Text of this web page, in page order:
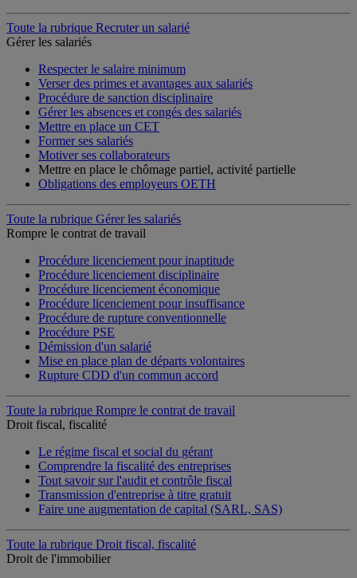
Toute la rubrique Recruter un salarié
Gérer les salariés
Respecter le salaire minimum
Verser des primes et avantages aux salariés
Procédure de sanction disciplinaire
Gérer les absences et congés des salariés
Mettre en place un CET
Former ses salariés
Motiver ses collaborateurs
Mettre en place le chômage partiel, activité partielle
Obligations des employeurs OETH
Toute la rubrique Gérer les salariés
Rompre le contrat de travail
Procédure licenciement pour inaptitude
Procédure licenciement disciplinaire
Procédure licenciement économique
Procédure licenciement pour insuffisance
Procédure de rupture conventionnelle
Procédure PSE
Démission d'un salarié
Mise en place plan de départs volontaires
Rupture CDD d'un commun accord
Toute la rubrique Rompre le contrat de travail
Droit fiscal, fiscalité
Le régime fiscal et social du gérant
Comprendre la fiscalité des entreprises
Tout savoir sur l'audit et contrôle fiscal
Transmission d'entreprise à titre gratuit
Faire une augmentation de capital (SARL, SAS)
Toute la rubrique Droit fiscal, fiscalité
Droit de l'immobilier